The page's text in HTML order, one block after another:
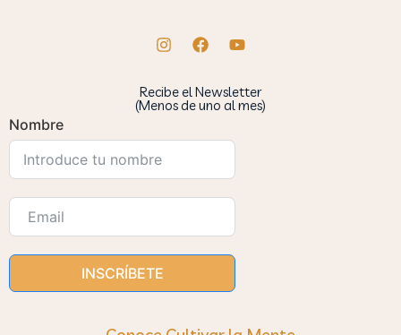
Recibe el Newsletter
(Menos de uno al mes)
Nombre
INSCRÍBETE